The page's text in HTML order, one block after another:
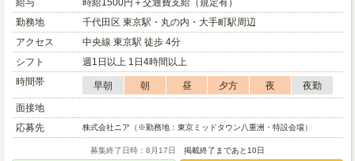
給与
時給1500円＋交通費支給（規定有）
勤務地
千代田区 東京駅・丸の内・大手町駅周辺
アクセス
中央線 東京駅 徒歩 4分
シフト
週1日以上 1日4時間以上
時間帯
早朝 朝 昼 夕方 夜
夜勤
面接地
応募先
株式会社ニア（※勤務地：東京ミッドタウン八重洲・特設会場）
募集終了日時：8月17日 掲載終了まであと10日